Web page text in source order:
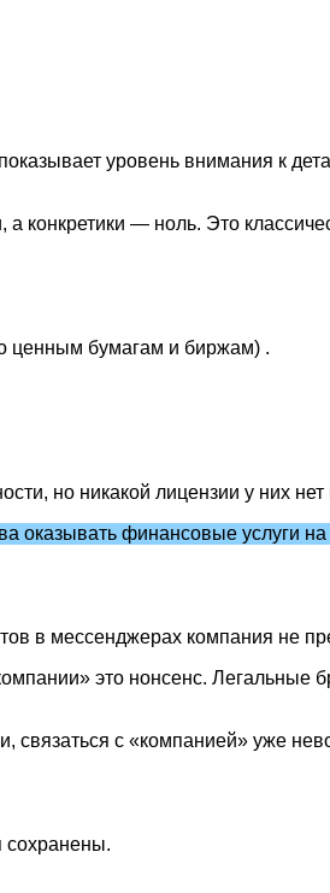
уровень внимания к
конкретики — ноль. Это
ценным бумагам и биржам) .
но никакой лицензии у них
оказывать финансовые услуги на
в мессенджерах компания не
это нонсенс. Легальные
связаться с «компанией» уже
сохранены.